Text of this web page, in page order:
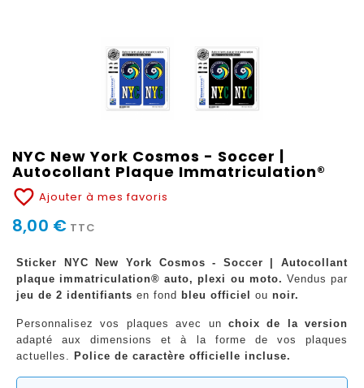
NYC New York Cosmos - Soccer |
Autocollant Plaque Immatriculation®
favorite_border Ajouter à mes favoris
8,00 € TTC
Sticker NYC New York Cosmos - Soccer | Autocollant
plaque immatriculation® auto, plexi ou moto. Vendus par
jeu de 2 identifiants en fond bleu officiel ou noir.
Personnalisez vos plaques avec un choix de la version
adapté aux dimensions et à la forme de vos plaques
actuelles. Police de caractère officielle incluse.